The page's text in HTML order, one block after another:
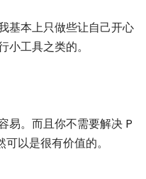
基本上只做些让自己开心
工具之类的。
易。而且你不需要解决 P
以是很有价值的。